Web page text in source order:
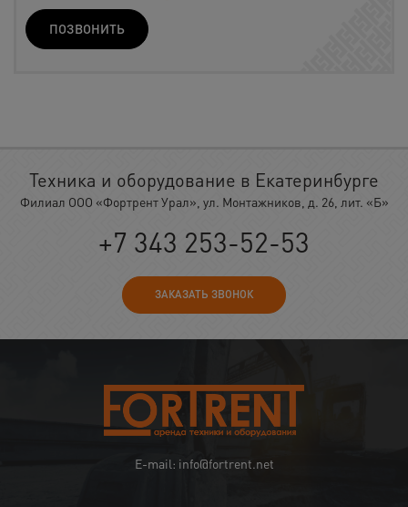
ПОЗВОНИТЬ
Техника и оборудование в Екатеринбурге
Филиал ООО «Фортрент Урал», ул. Монтажников, д. 26, лит. «Б»
+7 343 253-52-53
ЗАКАЗАТЬ ЗВОНОК
E-mail: info@fortrent.net